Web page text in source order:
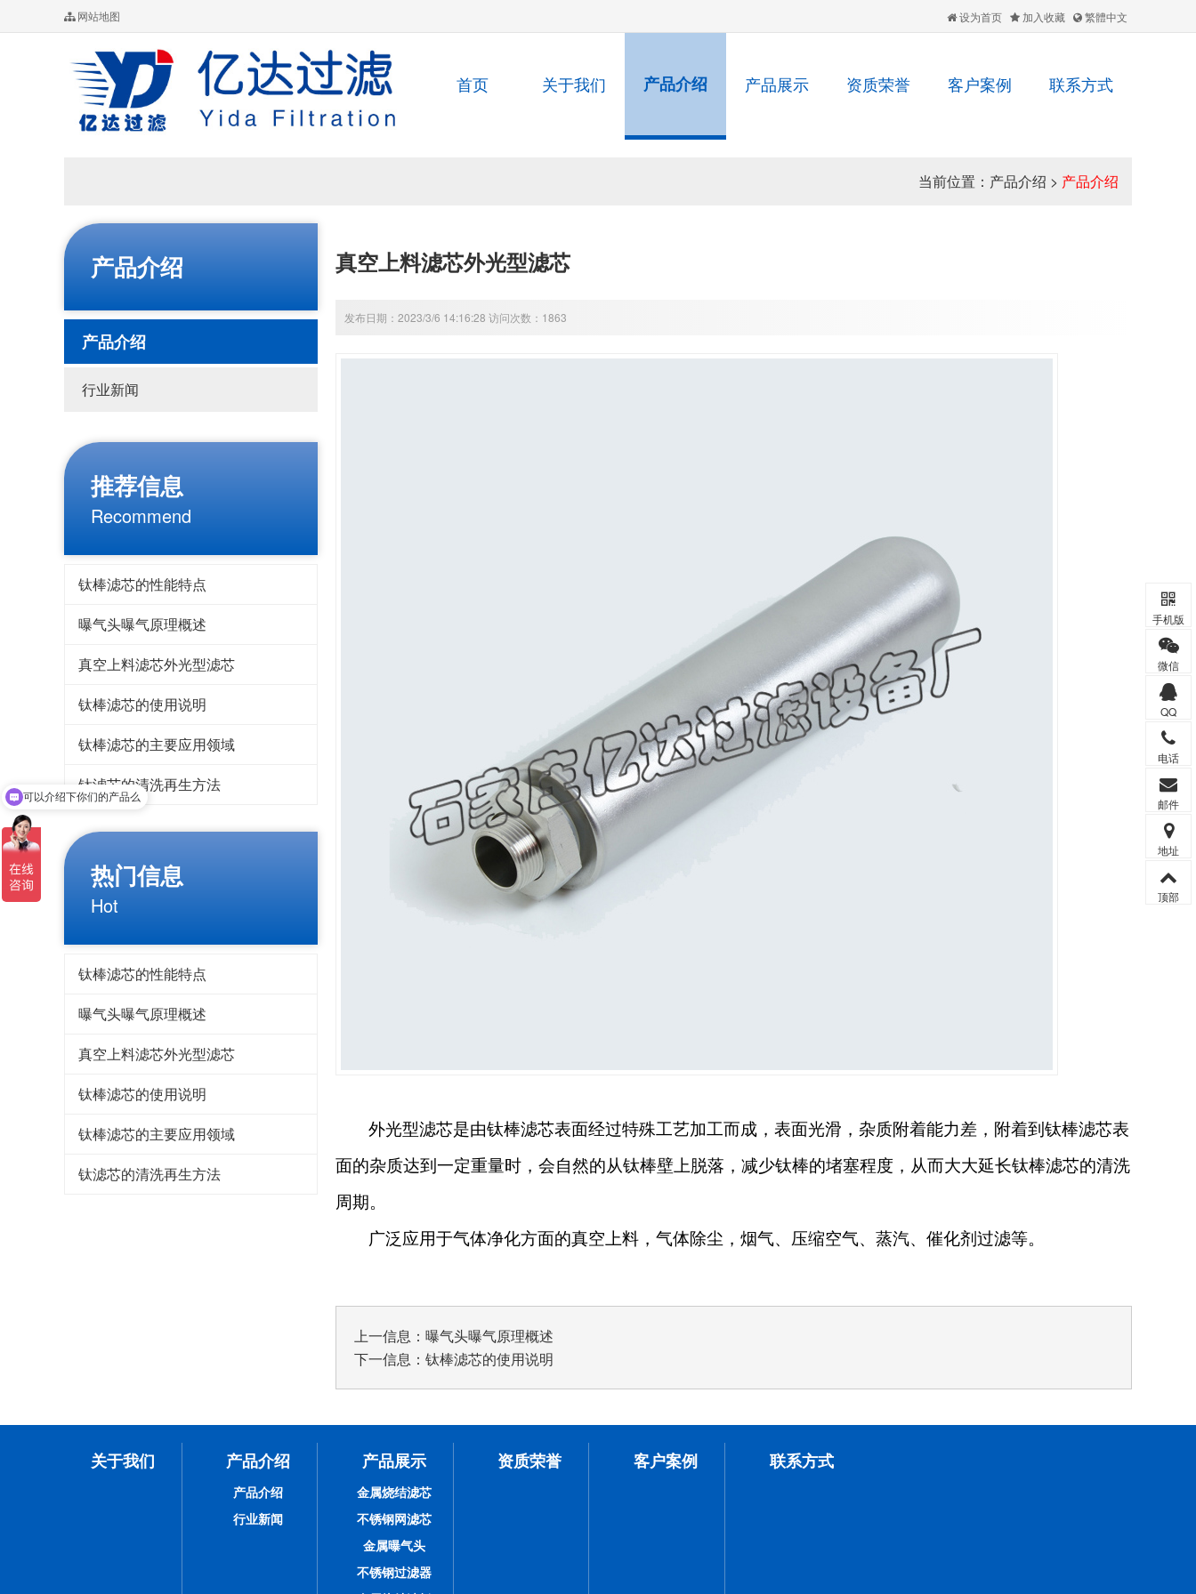
网站地图 设为首页 加入收藏 繁體中文
联系方式
客户案例
资质荣誉
产品展示
产品介绍
关于我们
首页
当前位置： 产品介绍 > 产品介绍
产品介绍
产品介绍
行业新闻
推荐信息
Recommend
钛棒滤芯的性能特点
曝气头曝气原理概述
真空上料滤芯外光型滤芯
钛棒滤芯的使用说明
钛棒滤芯的主要应用领域
钛滤芯的清洗再生方法
热门信息
Hot
钛棒滤芯的性能特点
曝气头曝气原理概述
真空上料滤芯外光型滤芯
钛棒滤芯的使用说明
钛棒滤芯的主要应用领域
钛滤芯的清洗再生方法
真空上料滤芯外光型滤芯
发布日期：2023/3/6 14:16:28 访问次数：1863
外光型滤芯是由钛棒滤芯表面经过特殊工艺加工而成，表面光滑，杂质附着能力差，附着到钛棒滤芯表
面的杂质达到一定重量时，会自然的从钛棒壁上脱落，减少钛棒的堵塞程度，从而大大延长钛棒滤芯的清洗
周期。
广泛应用于气体净化方面的真空上料，气体除尘，烟气、压缩空气、蒸汽、催化剂过滤等。
上一信息： 曝气头曝气原理概述
下一信息： 钛棒滤芯的使用说明
关于我们 产品介绍
产品介绍
行业新闻
产品展示
金属烧结滤芯
不锈钢网滤芯
金属曝气头
不锈钢过滤器
资质荣誉 客户案例 联系方式
手机版
微信
QQ
电话
邮件
地址
顶部
可以介绍下你们的产品么